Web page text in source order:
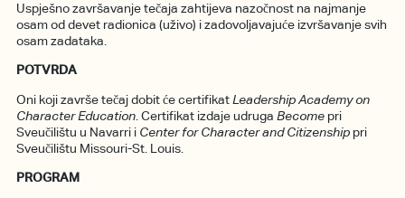
Uspješno završavanje tečaja zahtijeva nazočnost na najmanje
osam od devet radionica (uživo) i zadovoljavajuće izvršavanje svih
osam zadataka.
POTVRDA
Oni koji završe tečaj dobit će certifikat Leadership Academy on
Character Education . Certifikat izdaje udruga Become pri
Sveučilištu u Navarri i Center for Character and Citizenship pri
Sveučilištu Missouri-St. Louis.
PROGRAM